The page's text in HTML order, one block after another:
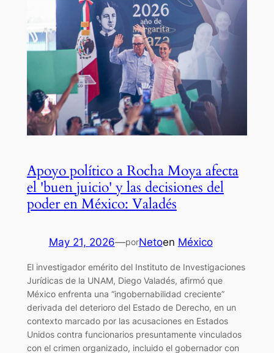
Apoyo político a Rocha Moya afecta
el 'buen juicio' y las decisiones del
poder en México: Valadés
May 21, 2026—porNetoen México
El investigador emérito del Instituto de Investigaciones
Jurídicas de la UNAM, Diego Valadés, afirmó que
México enfrenta una “ingobernabilidad creciente”
derivada del deterioro del Estado de Derecho, en un
contexto marcado por las acusaciones en Estados
Unidos contra funcionarios presuntamente vinculados
con el crimen organizado, incluido el gobernador con